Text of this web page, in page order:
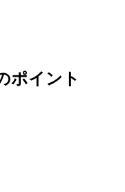
ポイント